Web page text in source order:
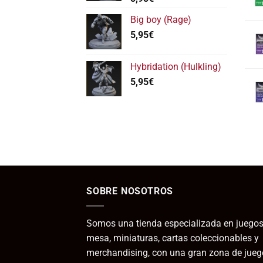
Big boy (Rage)
5,95€
Hybridation (Hulkling)
5,95€
SOBRE NOSOTROS
Somos una tienda especializada en
mesa, miniaturas, cartas coleccionables y
merchandising, con una gran zona de